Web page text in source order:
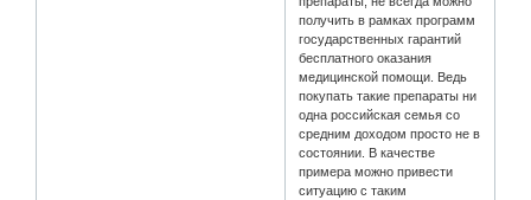
получить в рамках программ
государственных гарантий
бесплатного оказания
медицинской помощи. Ведь
покупать такие препараты ни
одна российская семья со
средним доходом просто не в
состоянии. В качестве
примера можно привести
ситуацию с таким